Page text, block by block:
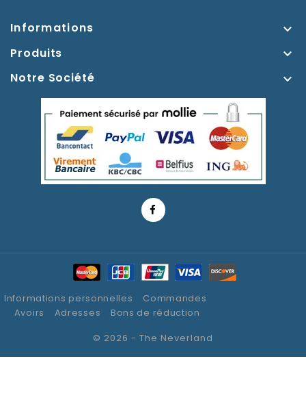
Informations 
Produits 
Notre Société 
Informations personnelles
Commandes
Avoirs
Adresses
Bons de réduction
© 2026 - The Neverland